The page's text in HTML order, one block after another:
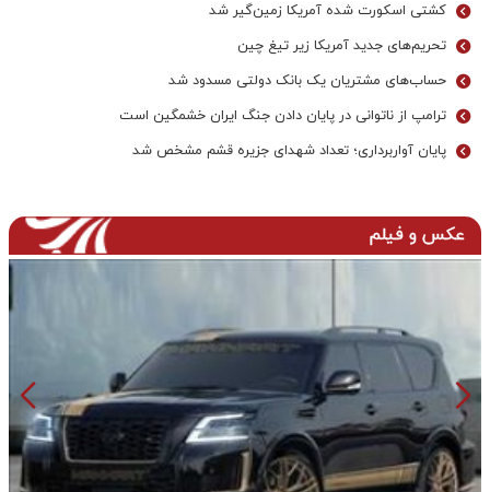
کشتی اسکورت شده آمریکا زمین‌گیر شد
تحریم‌های جدید آمریکا زیر تیغ چین
حساب‌های مشتریان یک بانک‌ دولتی مسدود شد
ترامپ از ناتوانی در پایان دادن جنگ ایران خشمگین است
پایان آواربرداری؛ تعداد شهدای جزیره قشم مشخص شد
عکس و فیلم